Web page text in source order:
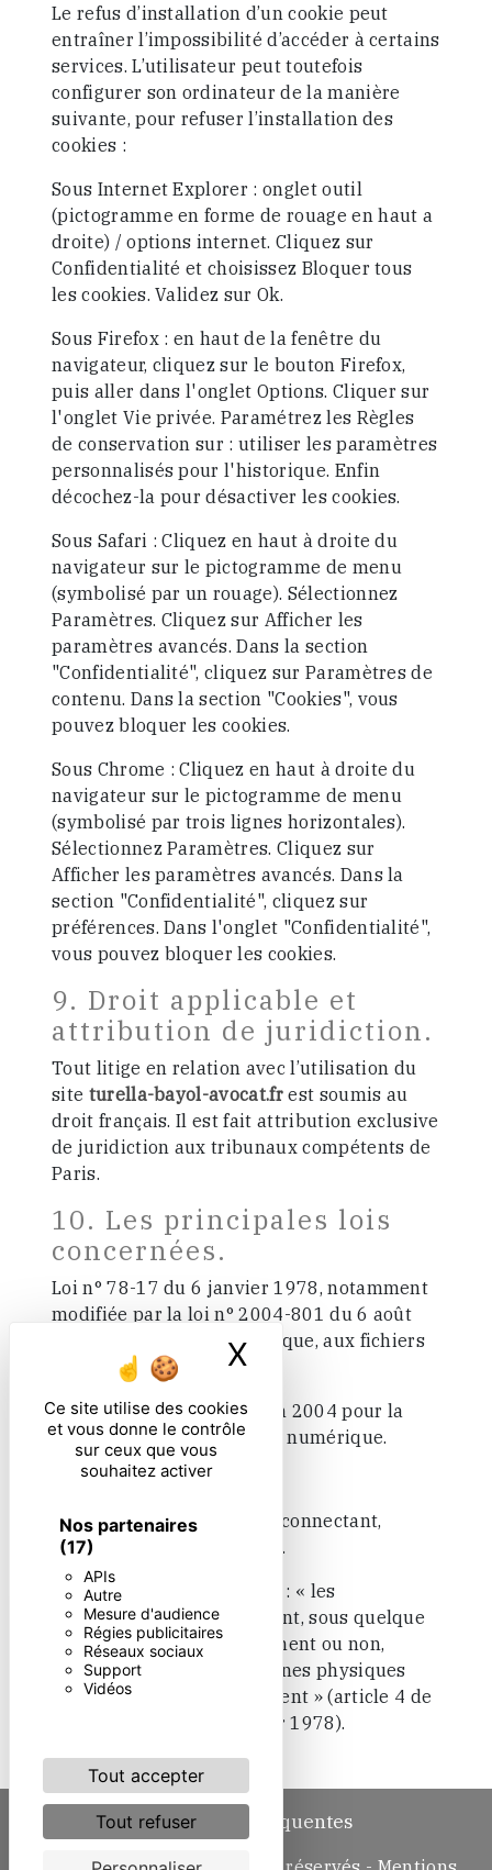
Ce site utilise des cookies
et vous donne le contrôle
sur ceux que vous
souhaitez activer
Nos partenaires
(17)
APIs
Autre
Mesure d'audience
Régies publicitaires
Réseaux sociaux
Support
Vidéos
Tout accepter
Tout refuser
X Masquer le
Le refus d’installation d’un cookie peut
entraîner l’impossibilité d’accéder à certains
services. L’utilisateur peut toutefois
configurer son ordinateur de la manière
suivante, pour refuser l’installation des
cookies :
Sous Internet Explorer : onglet outil
(pictogramme en forme de rouage en haut a
droite) / options internet. Cliquez sur
Confidentialité et choisissez Bloquer tous
les cookies. Validez sur Ok.
Sous Firefox : en haut de la fenêtre du
navigateur, cliquez sur le bouton Firefox,
puis aller dans l'onglet Options. Cliquer sur
l'onglet Vie privée. Paramétrez les Règles
de conservation sur : utiliser les paramètres
personnalisés pour l'historique. Enfin
décochez-la pour désactiver les cookies.
Sous Safari : Cliquez en haut à droite du
navigateur sur le pictogramme de menu
(symbolisé par un rouage). Sélectionnez
Paramètres. Cliquez sur Afficher les
paramètres avancés. Dans la section
"Confidentialité", cliquez sur Paramètres de
contenu. Dans la section "Cookies", vous
pouvez bloquer les cookies.
Sous Chrome : Cliquez en haut à droite du
navigateur sur le pictogramme de menu
(symbolisé par trois lignes horizontales).
Sélectionnez Paramètres. Cliquez sur
Afficher les paramètres avancés. Dans la
section "Confidentialité", cliquez sur
préférences. Dans l'onglet "Confidentialité",
vous pouvez bloquer les cookies.
9. Droit applicable et
attribution de juridiction.
Tout litige en relation avec l’utilisation du
site turella-bayol-avocat.frest soumis au
droit français. Il est fait attribution exclusive
de juridiction aux tribunaux compétents de
Paris.
10. Les principales lois
concernées.
Loi n° 78-17 du 6 janvier 1978, notamment
modifiée par la loi n° 2004-801 du 6 août
2004 relative à l'informatique, aux fichiers
et aux libertés.
Loi n° 2004-575 du 21 juin 2004 pour la
confiance dans l'économie numérique.
11. Lexique.
Utilisateur : Internaute se connectant,
utilisant le site susnommé.
Informations personnelles : « les
informations qui permettent, sous quelque
forme que ce soit, directement ou non,
l'identification des personnes physiques
auxquelles elles s'appliquent » (article 4 de
la loi n° 78-17 du 6 janvier 1978).
Recherches fréquentes